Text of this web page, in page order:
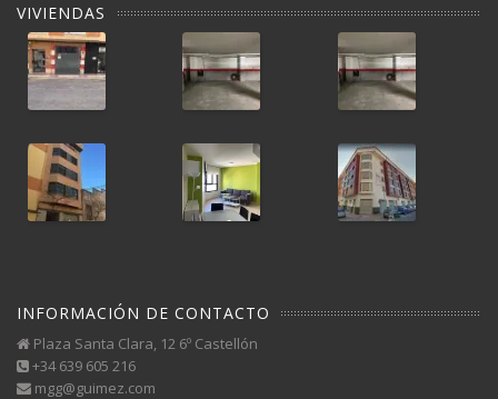
VIVIENDAS
INFORMACIÓN DE CONTACTO
Plaza Santa Clara, 12 6º Castellón
+34 639 605 216
mgg@guimez.com